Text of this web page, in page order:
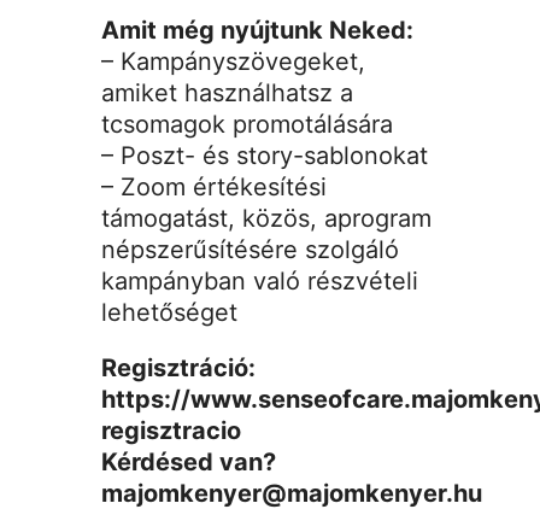
Amit még nyújtunk Neked:
– Kampányszövegeket,
amiket használhatsz a
tcsomagok promotálására
– Poszt- és story-sablonokat
– Zoom értékesítési
támogatást, közös, aprogram
népszerűsítésére szolgáló
kampányban való részvételi
lehetőséget
Regisztráció:
https://
regisztracio
Kérdésed van?
majomkenyer@majomkenyer.hu